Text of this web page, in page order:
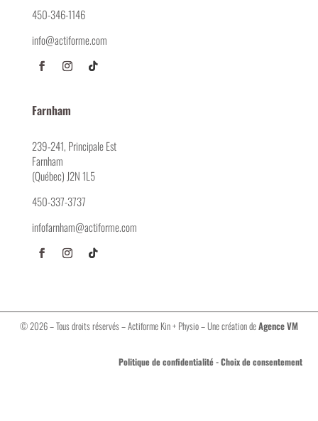
450-346-1146
info@actiforme.com
Farnham
239-241, Principale Est
Farnham
(Québec) J2N 1L5
450-337-3737
infofarnham@actiforme.com
© 2026 – Tous droits réservés – Actiforme Kin + Physio – Une création deAgence VM
Politique de confidentialité-Choix de consentement